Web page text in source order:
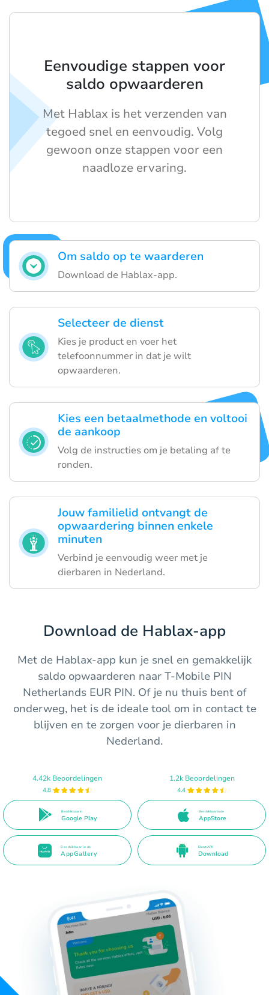
Om saldo op te waarderen
Download de Hablax-app.
Selecteer de dienst
Kies je product en voer het
telefoonnummer in dat je wilt
opwaarderen.
Kies een betaalmethode en voltooi
de aankoop
Volg de instructies om je betaling af te
ronden.
Jouw familielid ontvangt de
opwaardering binnen enkele
minuten
Verbind je eenvoudig weer met je
dierbaren in Nederland.
Eenvoudige stappen voor
saldo opwaarderen
Met Hablax is het verzenden van
tegoed snel en eenvoudig. Volg
gewoon onze stappen voor een
naadloze ervaring.
Download de Hablax-app
Met de Hablax-app kun je snel en gemakkelijk
saldo opwaarderen naar T-Mobile PIN
Netherlands EUR PIN. Of je nu thuis bent of
onderweg, het is de ideale tool om in contact te
blijven en te zorgen voor je dierbaren in
Nederland.
4.42k Beoordelingen
4.8
Beschikbaar in
Google Play
1.2k Beoordelingen
4.4
Beschikbaar in de
AppStore
Beschikbaar in de
AppGallery
Direct APK
Download